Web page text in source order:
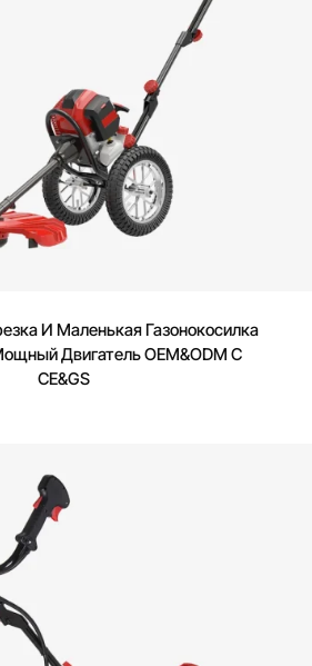
И Маленькая Газонокосилка
Двигатель OEM&ODM С
CE&GS